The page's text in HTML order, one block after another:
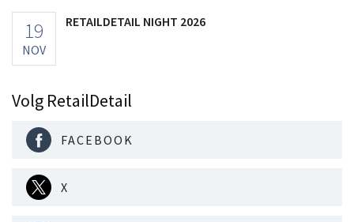
19
NOV
RETAILDETAIL NIGHT 2026
Volg RetailDetail
FACEBOOK
X